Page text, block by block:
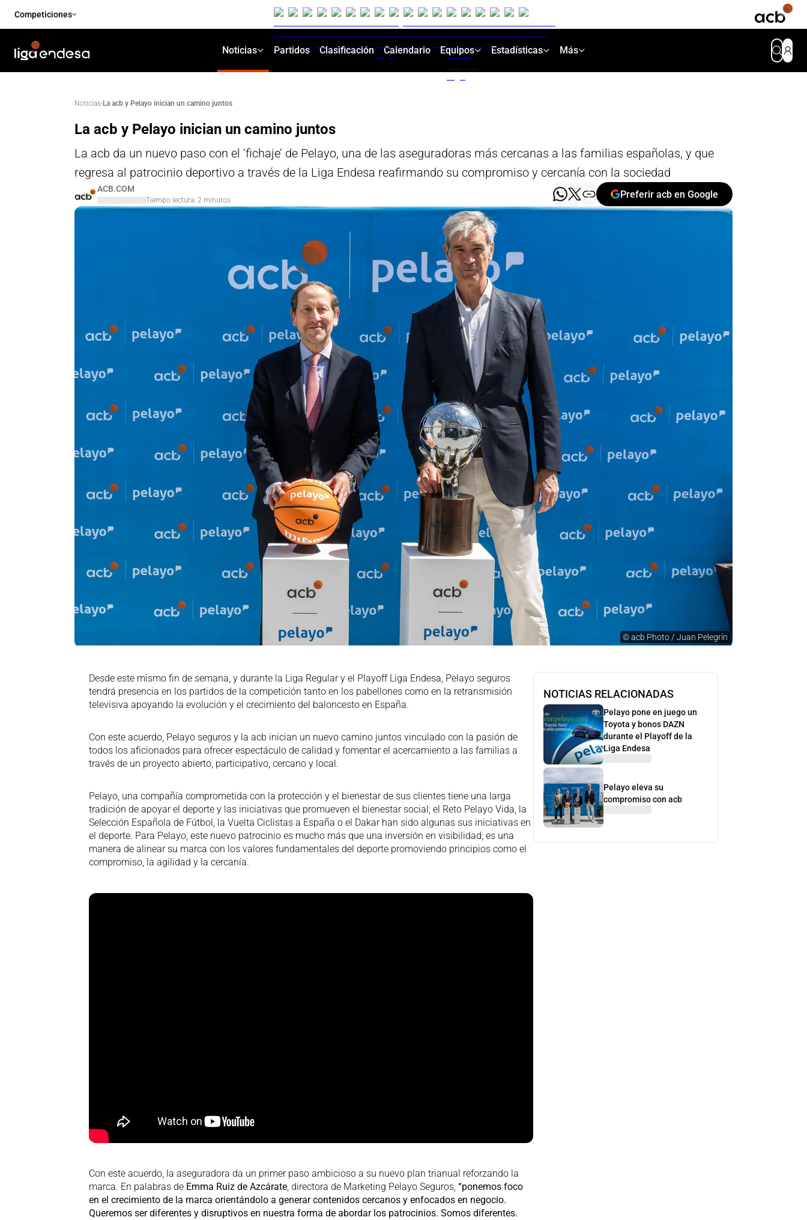
Competiciones
Noticias Partidos Clasificación Calendario Equipos Estadísticas Más
Noticias·La acb y Pelayo inician un camino juntos
La acb y Pelayo inician un camino juntos
La acb da un nuevo paso con el ‘fichaje’ de Pelayo, una de las aseguradoras más cercanas a las familias españolas, y que
regresa al patrocinio deportivo a través de la Liga Endesa reafirmando su compromiso y cercanía con la sociedad
ACB.COM
Tiempo lectura: 2 minutos
Preferir acb en Google
©acb Photo / Juan Pelegrín
Desde este mismo fin de semana, y durante la Liga Regular y el Playoff Liga Endesa, Pelayo seguros
tendrá presencia en los partidos de la competición tanto en los pabellones como en la retransmisión
televisiva apoyando la evolución y el crecimiento del baloncesto en España.
Con este acuerdo, Pelayo seguros y la acb inician un nuevo camino juntos vinculado con la pasión de
todos los aficionados para ofrecer espectáculo de calidad y fomentar el acercamiento a las familias a
través de un proyecto abierto, participativo, cercano y local.
Pelayo, una compañía comprometida con la protección y el bienestar de sus clientes tiene una larga
tradición de apoyar el deporte y las iniciativas que promueven el bienestar social; el Reto Pelayo Vida, la
Selección Española de Fútbol, la Vuelta Ciclistas a España o el Dakar han sido algunas sus iniciativas en
el deporte. Para Pelayo, este nuevo patrocinio es mucho más que una inversión en visibilidad; es una
manera de alinear su marca con los valores fundamentales del deporte promoviendo principios como el
compromiso, la agilidad y la cercanía.
Con este acuerdo, la aseguradora da un primer paso ambicioso a su nuevo plan trianual reforzando la
marca. En palabras de Emma Ruiz de Azcárate, directora de Marketing Pelayo Seguros, “ponemos foco
en el crecimiento de la marca orientándolo a generar contenidos cercanos y enfocados en negocio.
Queremos ser diferentes y disruptivos en nuestra forma de abordar los patrocinios. Somos diferentes.
NOTICIAS RELACIONADAS
Pelayo pone en juego un
Toyota y bonos DAZN
durante el Playoff de la
Liga Endesa
Pelayo eleva su
compromiso con acb